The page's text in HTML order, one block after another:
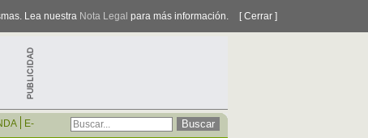
Lea nuestra Nota Legal para más información. [ Cerrar ]
E-